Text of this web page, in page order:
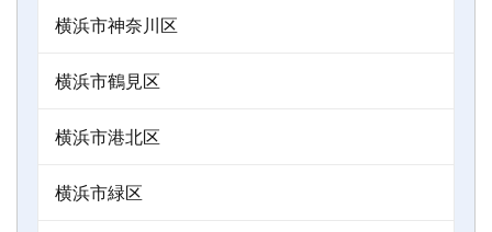
横浜市神奈川区
横浜市鶴見区
横浜市港北区
横浜市緑区